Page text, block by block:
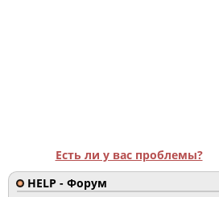
Есть ли у вас проблемы?
HELP - Форум